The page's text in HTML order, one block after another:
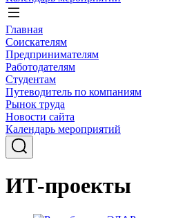
Главная
Соискателям
Предпринимателям
Работодателям
Студентам
Путеводитель по компаниям
Рынок труда
Новости сайта
Календарь мероприятий
ИТ-проекты